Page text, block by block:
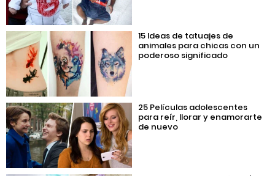
15 Ideas de tatuajes de
animales para chicas con un
poderoso significado
25 Películas adolescentes
para reír, llorar y enamorarte
de nuevo